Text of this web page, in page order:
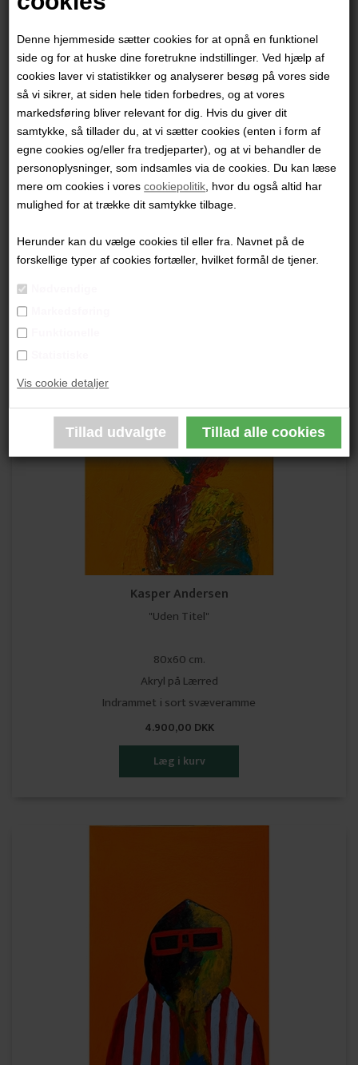
Denne hjemmeside sætter cookies for at opnå en funktionel
side og for at huske dine foretrukne indstillinger. Ved hjælp af
cookies laver vi statistikker og analyserer besøg på vores side
så vi sikrer, at siden hele tiden forbedres, og at vores
markedsføring bliver relevant for dig. Hvis du giver dit
samtykke, så tillader du, at vi sætter cookies (enten i form af
egne cookies og/eller fra tredjeparter), og at vi behandler de
personoplysninger, som indsamles via de cookies. Du kan læse
mere om cookies i vorescookiepolitik, hvor du også altid har
mulighed for at trække dit samtykke tilbage.
Herunder kan du vælge cookies til eller fra. Navnet på de
forskellige typer af cookies fortæller, hvilket formål de tjener.
Vis cookie detaljer
Kasper Andersen
"Uden Titel"
80x60 cm.
Akryl på Lærred
Indrammet i sort svæveramme
4.900,00 DKK
Kasper Andersen
"Uden Titel"
80x60 cm.
Akryl på Lærred
Indrammet i sort svæveramme
4.900,00 DKK